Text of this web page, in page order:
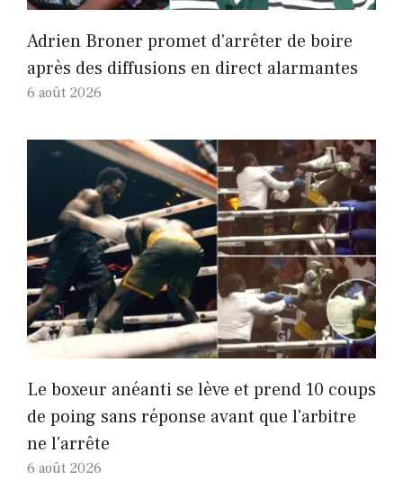
Adrien Broner promet d'arrêter de boire
après des diffusions en direct alarmantes
6 août 2026
Le boxeur anéanti se lève et prend 10 coups
de poing sans réponse avant que l'arbitre
ne l'arrête
6 août 2026